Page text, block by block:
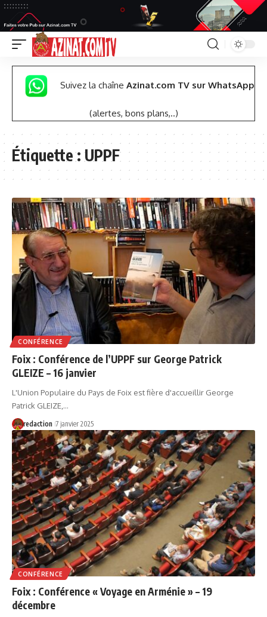
Suivez la chaîne Azinat.com TV sur WhatsApp
(alertes, bons plans,..)
Étiquette :UPPF
CONFÉRENCE
Foix : Conférence de l’UPPF sur George Patrick
GLEIZE – 16 janvier
L'Union Populaire du Pays de Foix est fière d'accueillir George
Patrick GLEIZE,…
redaction 7 janvier 2025
CONFÉRENCE
Foix : Conférence « Voyage en Arménie » – 19
décembre